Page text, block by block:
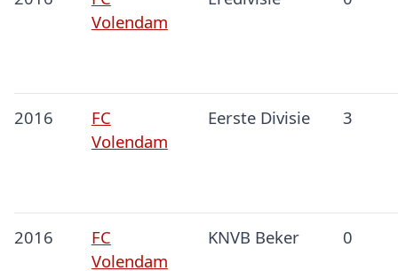
Volendam
2016
FC
Volendam
Eerste Divisie 3
2016
FC
Volendam
KNVB Beker 0